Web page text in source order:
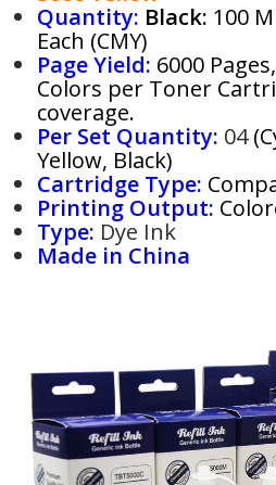
Quantity: Black: 100
Each (CMY)
Page Yield: 6000
Colors per Toner
coverage.
Per Set Quantity: 04
Yellow, Black)
Cartridge Type:
Printing Output:
Type: Dye Ink
Made in China